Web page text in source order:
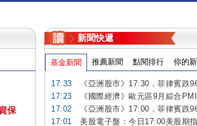
保
新聞快遞
基金新聞 推薦新聞 點閱排行 你的
17:33
《亞洲股市》17:30，菲律賓跌
17:23
《國際經濟》歐元區9月綜合
17:02
《亞洲股市》17:00，菲律賓跌
17:01
美股電子盤：今日17:00美股期